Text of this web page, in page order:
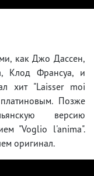
как Джо Дассен,
Клод Франсуа, и
хит "Laisser moi
Позже
версию
"Voglio l'anima".
оригинал.